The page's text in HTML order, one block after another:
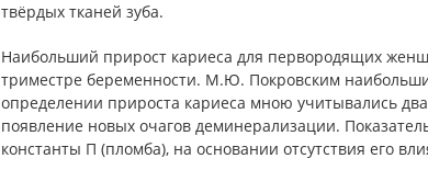
твёрдых тканей зуба.
Наибольший прирост кариеса для первородящих
триместре беременности. М.Ю. Покровским
определении прироста кариеса мною учитывались
появление новых очагов деминерализации.
константы П (пломба), на основании отсутствия его